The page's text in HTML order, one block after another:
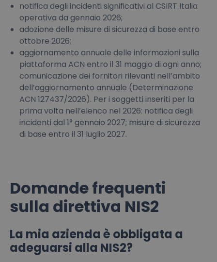
notifica degli incidenti significativi al CSIRT Italia
operativa da gennaio 2026;
adozione delle misure di sicurezza di base entro
ottobre 2026;
aggiornamento annuale delle informazioni sulla
piattaforma ACN entro il 31 maggio di ogni anno;
comunicazione dei fornitori rilevanti nell’ambito
dell’aggiornamento annuale (Determinazione
ACN 127437/2026). Per i soggetti inseriti per la
prima volta nell’elenco nel 2026: notifica degli
incidenti dal 1° gennaio 2027; misure di sicurezza
di base entro il 31 luglio 2027.
Domande frequenti
sulla direttiva NIS2
La mia azienda è obbligata a
adeguarsi alla NIS2?